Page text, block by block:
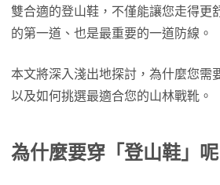
雙合適的登山鞋，不僅能讓您走得更
的第一道、也是最重要的一道防線。
本文將深入淺出地探討，為什麼您需
以及如何挑選最適合您的山林戰靴。
為什麼要穿「登山鞋」呢